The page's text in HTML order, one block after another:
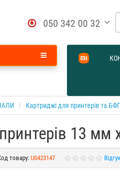
050 342 00 32
Картриджі для принтерів та
13
товару:U0423147